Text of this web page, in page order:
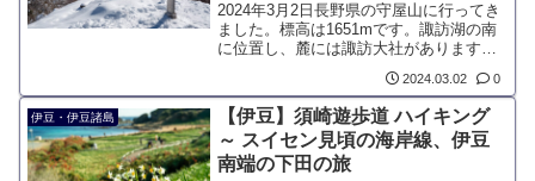
2024年3月2日長野県の守屋山に行ってき
ました。標高は1651mです。諏訪湖の南
に位置し、麓には諏訪大社があります。
アルプス、八ヶ岳などの強豪に囲まれて
いるので、広い範囲での知名度はありま
せんが、ローカルに根強い人気のある山
です。下山後の...
2024.03.02 0
伊豆・伊豆諸島
【伊豆】須崎遊歩道 ハイキング
～ スイセン見頃の海岸線、伊豆
南端の下田の旅